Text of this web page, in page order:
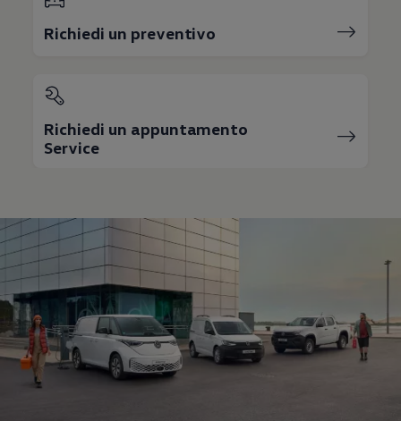
Richiedi un preventivo
Richiedi un appuntamento
Service